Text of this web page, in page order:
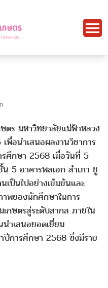
มหาวิทยาลัยแม่ฟ้าหลวง
พื่อนำเสนอผลงานวิชาการ
ศึกษา 2568 เมื่อวันที่ 5
5 อาคารพลเอก สำเภา ชู
เป็นไปอย่างเข้มข้นและ
พของนักศึกษาในการ
กษตรสู่ระดับสากล ภายใน
ำเสนอยอดเยี่ยม
การศึกษา 2568 ซึ่งมีราย